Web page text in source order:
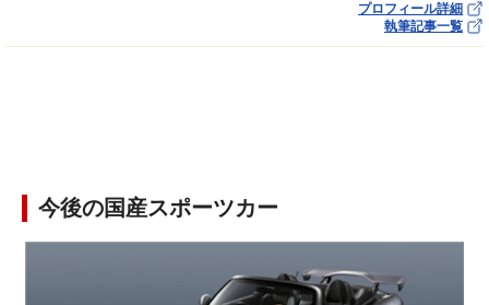
プロフィール詳細
執筆記事一覧
今後の国産スポーツカー